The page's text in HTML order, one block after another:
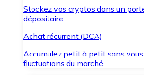
Stockez vos cryptos dans un
dépositaire.
Achat récurrent (DCA)
Accumulez petit à petit sans vous
fluctuations du marché.